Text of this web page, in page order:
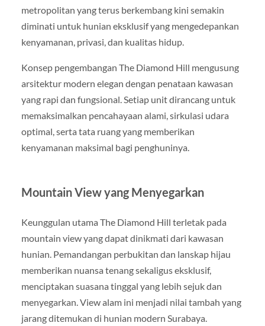
metropolitan yang terus berkembang kini semakin
diminati untuk hunian eksklusif yang mengedepankan
kenyamanan, privasi, dan kualitas hidup.
Konsep pengembangan The Diamond Hill mengusung
arsitektur modern elegan dengan penataan kawasan
yang rapi dan fungsional. Setiap unit dirancang untuk
memaksimalkan pencahayaan alami, sirkulasi udara
optimal, serta tata ruang yang memberikan
kenyamanan maksimal bagi penghuninya.
Mountain View yang Menyegarkan
Keunggulan utama The Diamond Hill terletak pada
mountain view yang dapat dinikmati dari kawasan
hunian. Pemandangan perbukitan dan lanskap hijau
memberikan nuansa tenang sekaligus eksklusif,
menciptakan suasana tinggal yang lebih sejuk dan
menyegarkan. View alam ini menjadi nilai tambah yang
jarang ditemukan di hunian modern Surabaya.